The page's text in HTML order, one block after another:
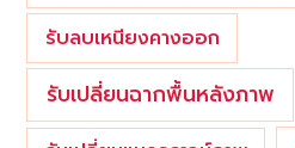
รับลบเหนียงคางออก
รับเปลี่ยนฉากพื้นหลังภาพ